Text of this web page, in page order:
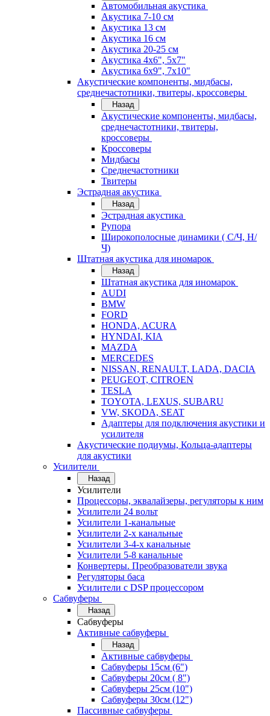
Автомобильная акустика
Акустика 7-10 см
Акустика 13 см
Акустика 16 см
Акустика 20-25 см
Акустика 4х6", 5х7"
Акустика 6х9", 7х10"
Акустические компоненты, мидбасы,
среднечастотники, твитеры, кроссоверы
Назад
Акустические компоненты, мидбасы,
среднечастотники, твитеры,
кроссоверы
Кроссоверы
Мидбасы
Среднечастотники
Твитеры
Эстрадная акустика
Назад
Эстрадная акустика
Рупора
Широкополосные динамики ( С/Ч, Н/
Ч)
Штатная акустика для иномарок
Назад
Штатная акустика для иномарок
AUDI
BMW
FORD
HONDA, ACURA
HYNDAI, KIA
MAZDA
MERCEDES
NISSAN, RENAULT, LADA, DACIA
PEUGEOT, CITROEN
TESLA
TOYOTA, LEXUS, SUBARU
VW, SKODA, SEAT
Адаптеры для подключения акустики и
усилителя
Акустические подиумы, Кольца-адаптеры
для акустики
Усилители
Назад
Усилители
Процессоры, эквалайзеры, регуляторы к ним
Усилители 24 вольт
Усилители 1-канальные
Усилители 2-х канальные
Усилители 3-4-х канальные
Усилители 5-8 канальные
Конвертеры. Преобразователи звука
Регуляторы баса
Усилители с DSP процессором
Сабвуферы
Назад
Сабвуферы
Активные сабвуферы
Назад
Активные сабвуферы
Сабвуферы 15см (6")
Сабвуферы 20см ( 8")
Сабвуферы 25см (10")
Сабвуферы 30см (12")
Пассивные сабвуферы